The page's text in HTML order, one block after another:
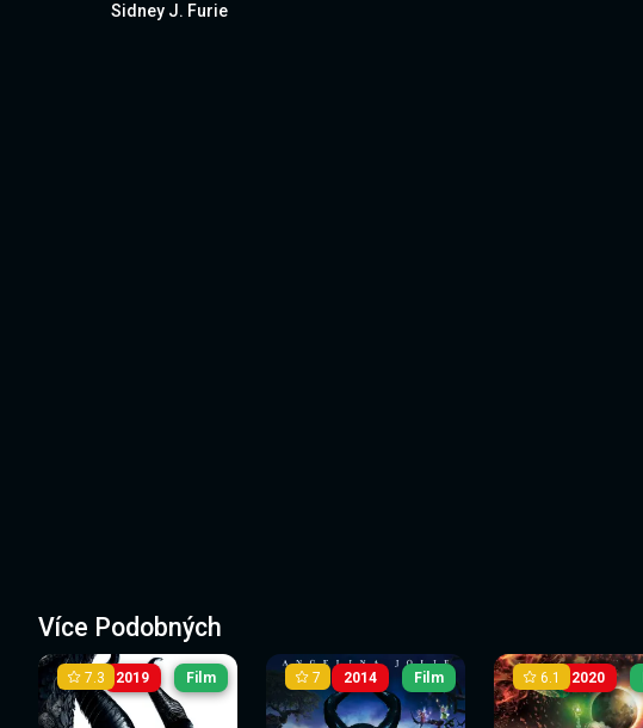
Sidney J. Furie
Více Podobných
2019
7.3 Film 2014
7 Film 2020
6.1